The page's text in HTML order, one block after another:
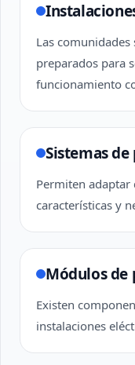
Las
preparados para
funcionamiento
Sistemas
Permiten adaptar
características y
Módulos de
Existen
instalaciones